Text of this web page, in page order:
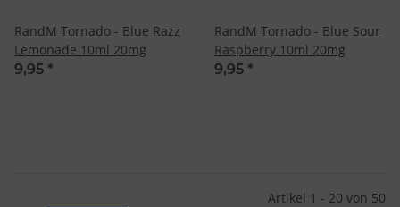
RandM Tornado - Blue Razz
Lemonade 10ml 20mg
9,95 *
RandM Tornado - Blue Sour
Raspberry 10ml 20mg
9,95 *
Artikel 1 - 20 von 50